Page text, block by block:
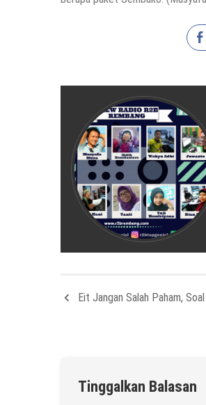
Eit Jangan Salah Paham,
Tinggalkan Balasan